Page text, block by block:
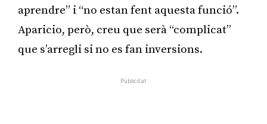
aprendre” i “no estan fent aquesta funció”.
Aparicio, però, creu que serà “complicat”
que s’arregli si no es fan inversions.
Publicitat